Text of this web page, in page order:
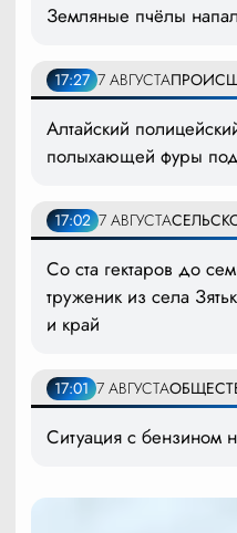
Земляные пчёлы
17:27 7 АВГУСТА
Алтайский
полыхающей фуры
17:02 7 АВГУСТА
Со ста гектаров до
труженик из села
и край
17:01 7 АВГУСТА
Ситуация с бензином